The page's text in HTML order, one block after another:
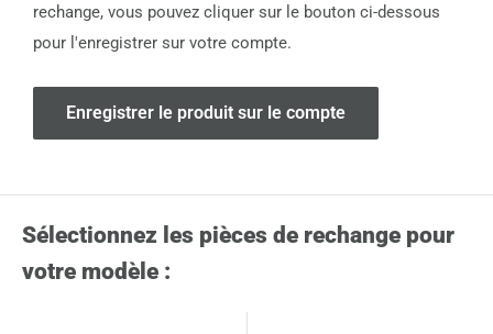
rechange, vous pouvez cliquer sur le bouton ci-dessous
pour l'enregistrer sur votre compte.
Enregistrer le produit sur le compte
Sélectionnez les pièces de rechange pour
votre modèle :